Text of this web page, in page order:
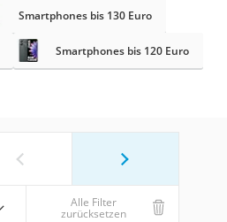
Smartphones bis 130 Euro
Smartphones bis 120 Euro
Alle Filter
zurücksetzen